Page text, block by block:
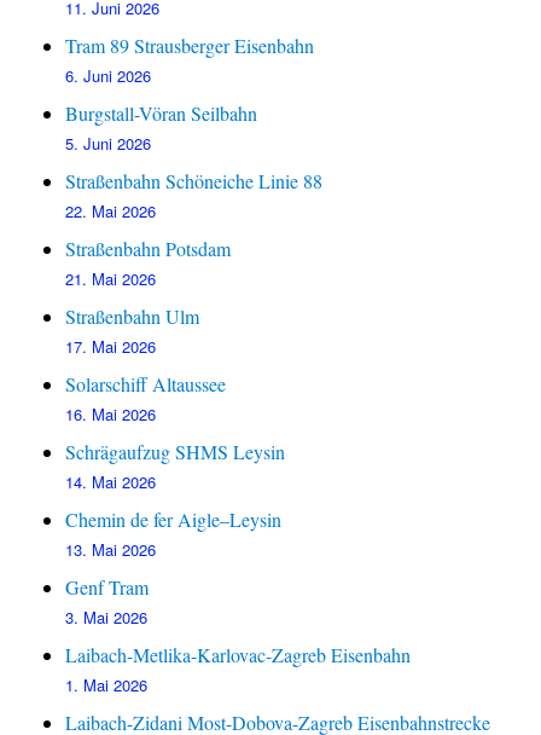
11. Juni 2026
Tram 89 Strausberger Eisenbahn
6. Juni 2026
Burgstall-Vöran Seilbahn
5. Juni 2026
Straßenbahn Schöneiche Linie 88
22. Mai 2026
Straßenbahn Potsdam
21. Mai 2026
Straßenbahn Ulm
17. Mai 2026
Solarschiff Altaussee
16. Mai 2026
Schrägaufzug SHMS Leysin
14. Mai 2026
Chemin de fer Aigle–Leysin
13. Mai 2026
Genf Tram
3. Mai 2026
Laibach-Metlika-Karlovac-Zagreb Eisenbahn
1. Mai 2026
Laibach-Zidani Most-Dobova-Zagreb Eisenbahnstrecke